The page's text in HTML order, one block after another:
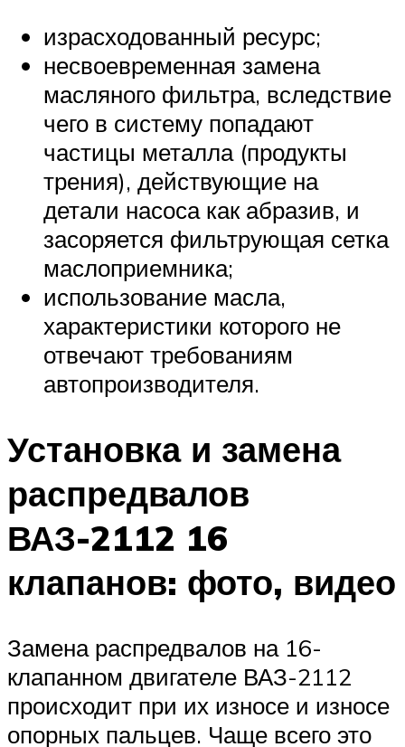
израсходованный ресурс;
несвоевременная замена
масляного фильтра, вследствие
чего в систему попадают
частицы металла (продукты
трения), действующие на
детали насоса как абразив, и
засоряется фильтрующая сетка
маслоприемника;
использование масла,
характеристики которого не
отвечают требованиям
автопроизводителя.
Установка и замена
распредвалов
ВАЗ-2112 16
клапанов: фото, видео
Замена распредвалов на 16-
клапанном двигателе ВАЗ-2112
происходит при их износе и износе
опорных пальцев. Чаще всего это